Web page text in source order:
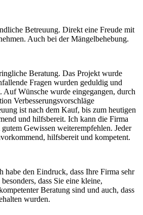
Betreuung. Direkt eine Freude mit
Auch bei der Mängelbehebung.
Beratung. Das Projekt wurde
Fragen wurden geduldig und
Auf Wünsche wurde eingegangen, durch
Verbesserungsvorschläge
ist nach dem Kauf, bis zum heutigen
und hilfsbereit. Ich kann die Firma
Gewissen weiterempfehlen. Jeder
hilfsbereit und kompetent.
habe den Eindruck, dass Ihre Firma sehr
dass Sie eine kleine,
Beratung sind und auch, dass
wurden.